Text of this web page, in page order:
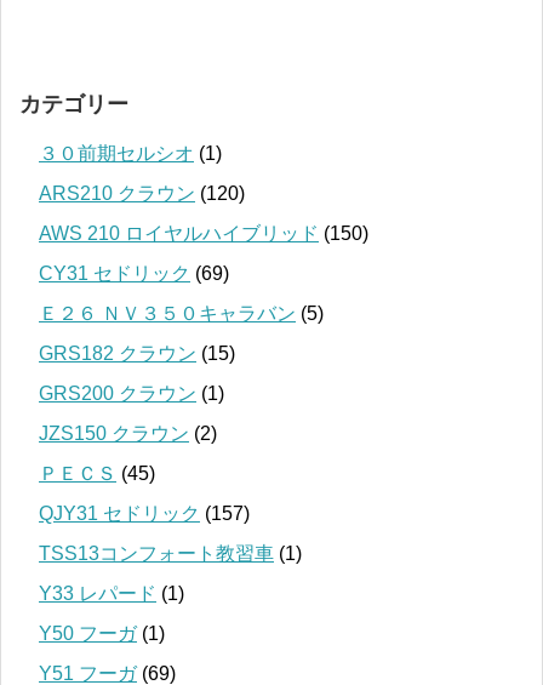
カテゴリー
３０前期セルシオ (1)
ARS210 クラウン (120)
AWS 210 ロイヤルハイブリッド (150)
CY31 セドリック (69)
Ｅ２６ ＮＶ３５０キャラバン (5)
GRS182 クラウン (15)
GRS200 クラウン (1)
JZS150 クラウン (2)
ＰＥＣＳ (45)
QJY31 セドリック (157)
TSS13コンフォート教習車 (1)
Y33 レパード (1)
Y50 フーガ(1)
Y51 フーガ(69)